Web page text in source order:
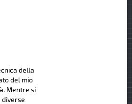
della
del mio
Mentre si
diverse